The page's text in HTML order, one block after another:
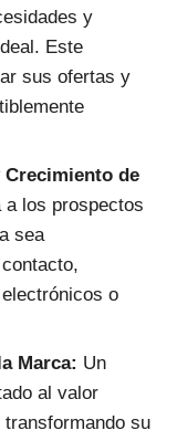
y
Este
sus ofertas y
Crecimiento de
a los prospectos
sea
o
Marca: Un
al valor
su